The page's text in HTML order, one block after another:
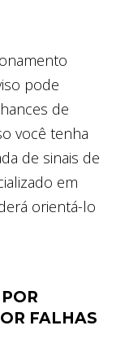
pode
de
você tenha
de sinais de
em
orientá-lo
FALHAS